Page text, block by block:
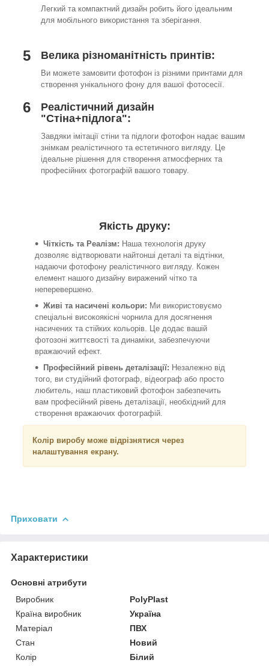
Легкий та компактний дизайн робить його ідеальним
для мобільного використання та зберігання.
5 Велика різноманітність принтів:
Ви можете замовити фотофон із різними принтами для
створення унікального фону для вашої фотосесії.
6
Реалістичний дизайн
"Стіна+підлога":
Завдяки імітації стіни та підлоги фотофон надає вашим
знімкам реалістичного та естетичного вигляду. Це
ідеальне рішення для створення атмосферних та
професійних фотографій вашого товару.
Якість друку:
Чіткість та Реалізм: Наша технологія друку
дозволяє відтворювати найтонші деталі та відтінки,
надаючи фотофону реалістичного вигляду. Кожен
елемент нашого дизайну виражений чітко та
неперевершено.
Живі та насичені кольори: Ми використовуємо
спеціальні високоякісні чорнила для досягнення
насичених та стійких кольорів. Це додає вашій
фотозоні життєвості та динаміки, забезпечуючи
вражаючий ефект.
Професійний рівень деталізації: Незалежно від
того, ви студійний фотограф, відеограф або просто
любитель, наш пластиковий фотофон забезпечить
вам професійний рівень деталізації, необхідний для
створення вражаючих фотографій.
Колір виробу може відрізнятися через
налаштування екрану.
Приховати
Характеристики
Основні атрибути
Виробник
PolyPlast
Країна виробник
Україна
Матеріал
ПВХ
Стан
Новий
Колір
Білий